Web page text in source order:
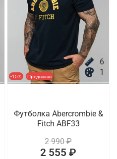
-15% Предзаказ
6
1
Футболка Abercrombie &
Fitch ABF33
2 990 ₽
2 555 ₽